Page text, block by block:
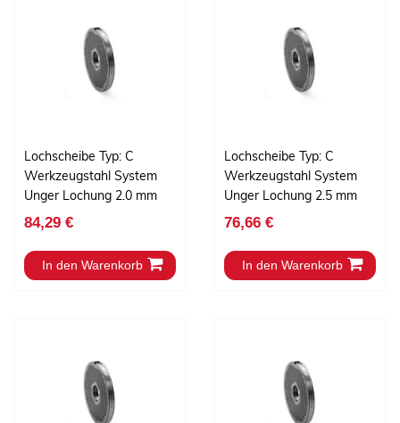
Lochscheibe Typ: C
Werkzeugstahl System
Unger Lochung 2.0 mm
84,29 €
In den Warenkorb
Lochscheibe Typ: C
Werkzeugstahl System
Unger Lochung 2.5 mm
76,66 €
In den Warenkorb